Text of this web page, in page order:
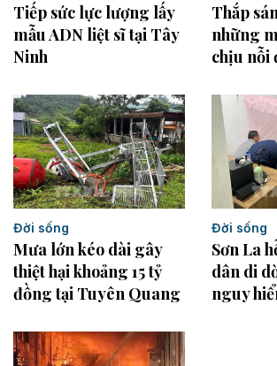
Tiếp sức lực lượng lấy
mẫu ADN liệt sĩ tại Tây
Ninh
Thắp
những
chịu nỗi
Đời sống
Mưa lớn kéo dài gây
thiệt hại khoảng 15 tỷ
đồng tại Tuyên Quang
Đời sống
Sơn La
dân di
nguy